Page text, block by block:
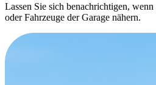
Lassen Sie sich benachrichtigen,
oder Fahrzeuge der Garage nähern.